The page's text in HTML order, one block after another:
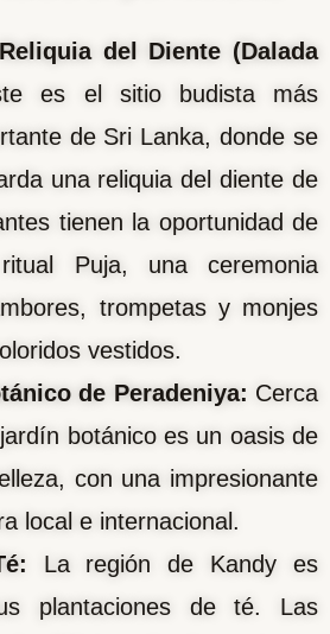
del Diente (Dalada
es el sitio budista más
de Sri Lanka, donde se
una reliquia del diente de
tienen la oportunidad de
Puja, una ceremonia
trompetas y monjes
vestidos.
de Peradeniya: Cerca
botánico es un oasis de
con una impresionante
local e internacional.
La región de Kandy es
plantaciones de té. Las